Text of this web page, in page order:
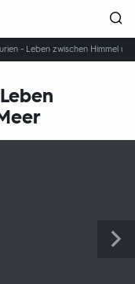
- Leben zwischen Himmel